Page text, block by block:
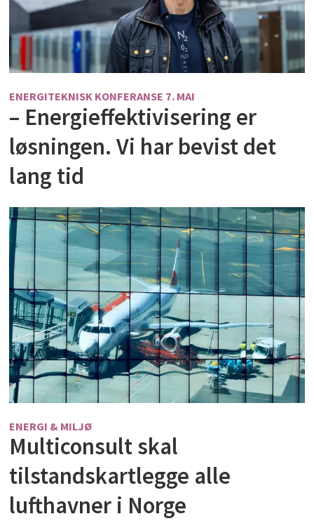
ENERGITEKNISK KONFERANSE 7. MAI
– Energieffektivisering er
løsningen. Vi har bevist det
lang tid
ENERGI & MILJØ
Multiconsult skal
tilstandskartlegge alle
lufthavner i Norge